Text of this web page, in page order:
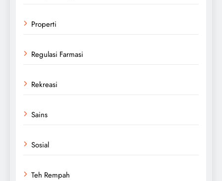
Properti
Regulasi Farmasi
Rekreasi
Sains
Sosial
Teh Rempah